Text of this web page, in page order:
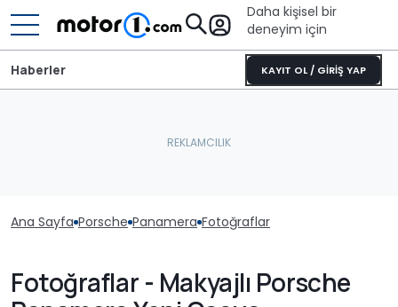
Daha kişisel bir
deneyim için
KAYIT OL / GİRİŞ YAP
Haberler
Ana Sayfa Porsche Panamera Fotoğraflar
Fotoğraflar - Makyajlı Porsche